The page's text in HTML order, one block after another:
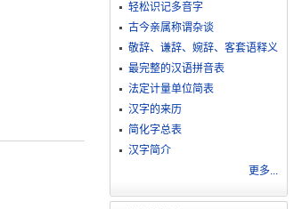
轻松识记多音字
古今亲属称谓杂谈
敬​辞​、​谦​辞​、​婉​辞​、​客​套​语​释​义
最完整的汉语拼音表
法定计量单位简表
汉字的来历
简化字总表
汉字简介
更多...